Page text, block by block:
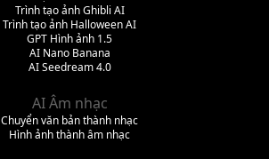
Trình tạo ảnh Ghibli AI
Trình tạo ảnh Halloween AI
GPT Hình ảnh 1.5
AI Nano Banana
AI Seedream 4.0
AI Âm nhạc
Chuyển văn bản thành nhạc
Hình ảnh thành âm nhạc